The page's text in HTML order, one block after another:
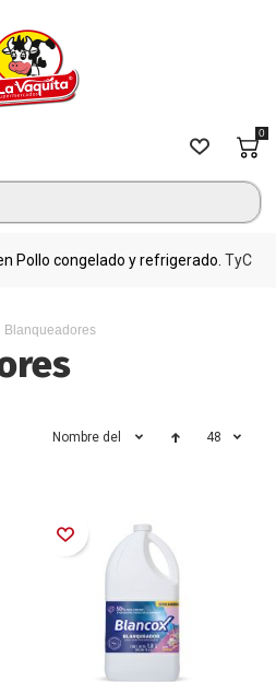
0
Pollo congelado y refrigerado. TyC
Blanqueadores
Nombre del producto 48
Añadir a la Lista de Deseos